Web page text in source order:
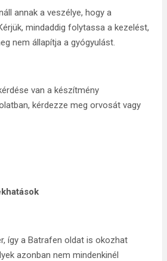
annak a veszélye, hogy a
mindaddig folytassa a kezelést,
nem állapítja a gyógyulást.
van a készítmény
kérdezze meg orvosát vagy
így a Batrafen oldat is okozhat
azonban nem mindenkinél